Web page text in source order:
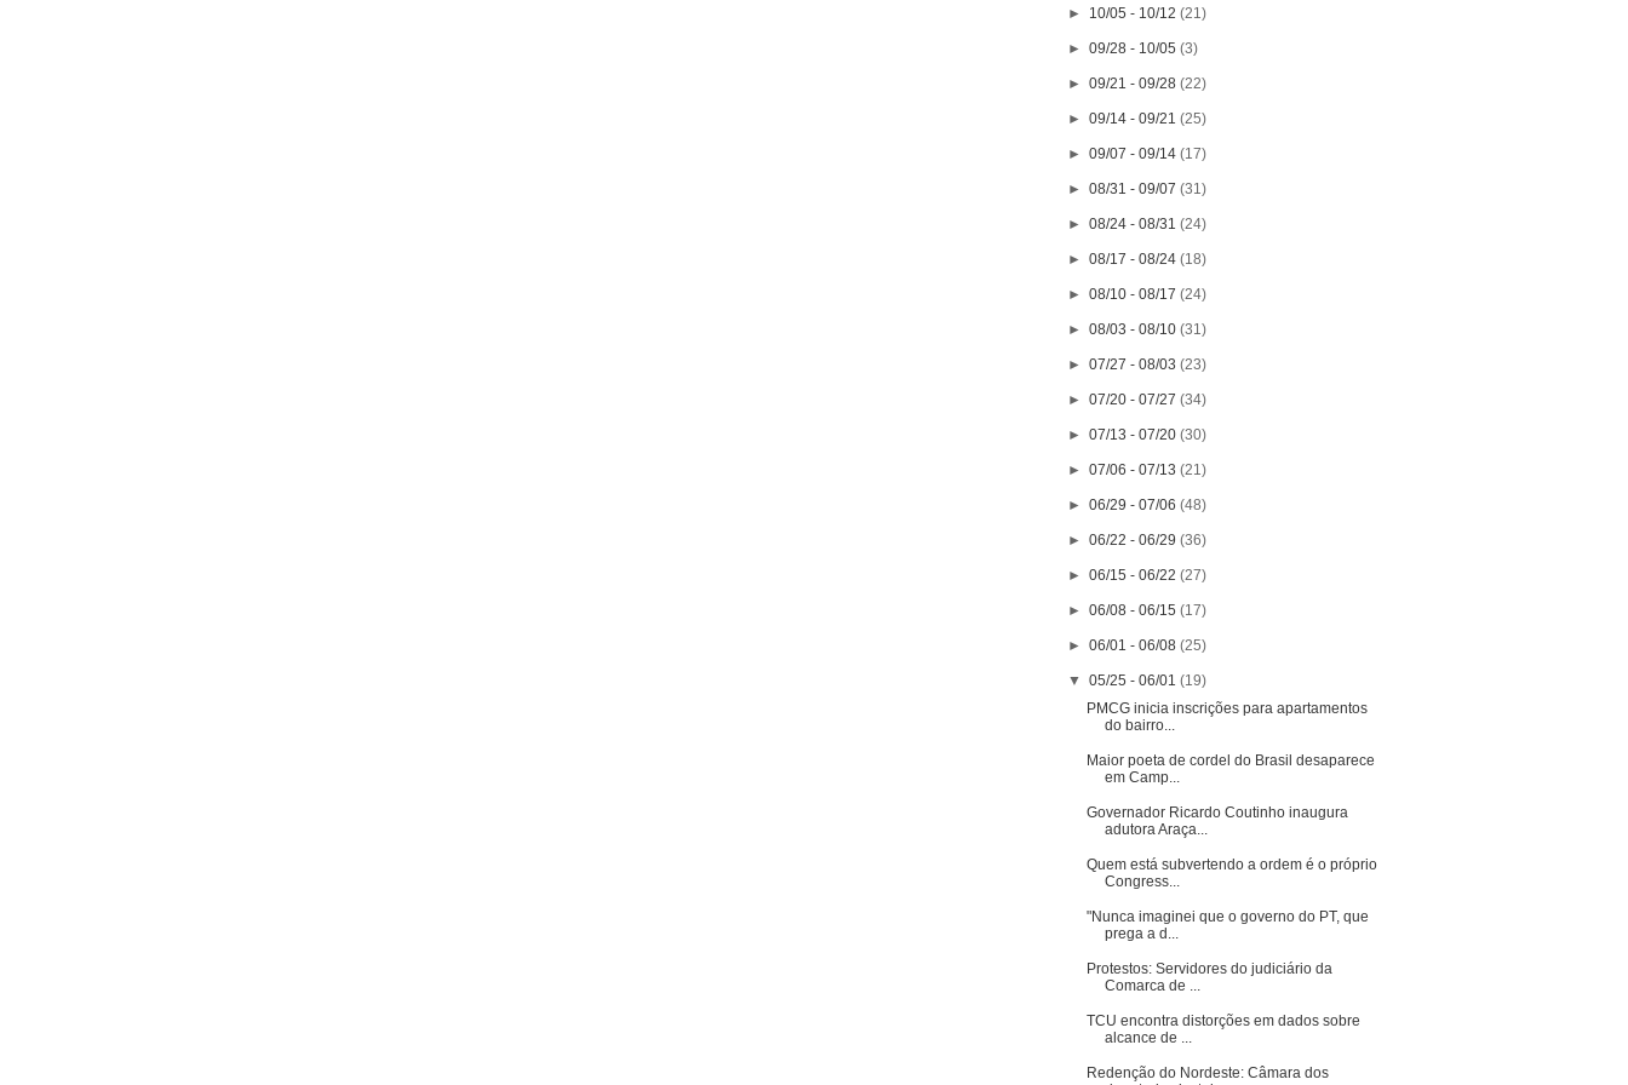
► 10/05 - 10/12(21)
►09/28 - 10/05(3)
►09/21 - 09/28(22)
►09/14 - 09/21(25)
►09/07 - 09/14(17)
►08/31 - 09/07(31)
►08/24 - 08/31(24)
►08/17 - 08/24(18)
►08/10 - 08/17(24)
►08/03 - 08/10(31)
►07/27 - 08/03(23)
►07/20 - 07/27(34)
►07/13 - 07/20(30)
►07/06 - 07/13(21)
►06/29 - 07/06(48)
►06/22 - 06/29(36)
►06/15 - 06/22(27)
►06/08 - 06/15(17)
►06/01 - 06/08(25)
▼05/25 - 06/01(19)
PMCG inicia inscrições para apartamentos
do bairro...
Maior poeta de cordel do Brasil desaparece
em Camp...
Governador Ricardo Coutinho inaugura
adutora Araça...
Quem está subvertendo a ordem é o próprio
Congress...
"Nunca imaginei que o governo do PT, que
prega a d...
Protestos: Servidores do judiciário da
Comarca de ...
TCU encontra distorções em dados sobre
alcance de ...
Redenção do Nordeste: Câmara dos